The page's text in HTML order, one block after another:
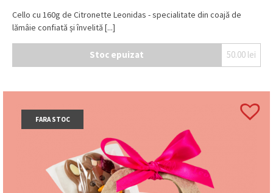
Cello cu 160g de Citronette Leonidas - specialitate din coajă de
lămâie confiată și învelită [...]
Stoc epuizat 50.00 lei
FARA STOC